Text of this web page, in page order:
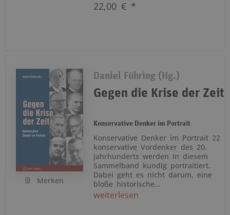
22,00 € *
Merken
Daniel Führing (Hg.)
Gegen die Krise der Zeit
Konservative Denker im Portrait
Konservative Denker im Portrait 22
konservative Vordenker des 20.
Jahrhunderts werden in diesem
Sammelband kundig portraitiert.
Dabei geht es nicht darum, eine
bloße historische...
weiterlesen